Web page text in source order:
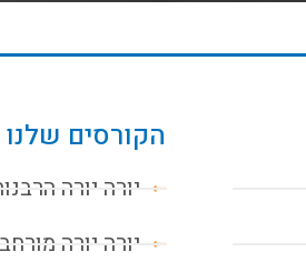
הקורסים שלנו
יורה יורה
יורה יורה מורחב